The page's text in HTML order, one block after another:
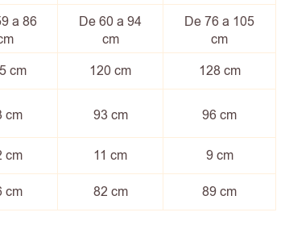
a 86
De 60 a 94
cm
De 76 a 105
cm
cm 120 cm
128 cm
cm 93 cm 96 cm
cm 11 cm 9 cm
cm 82 cm 89 cm